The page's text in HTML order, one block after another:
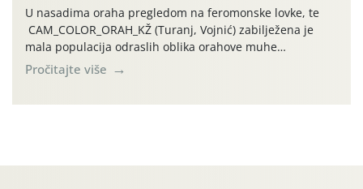
U nasadima oraha pregledom na feromonske lovke, te
CAM_COLOR_ORAH_KŽ (Turanj, Vojnić) zabilježena je
mala populacija odraslih oblika orahove muhe
(Rhagoletis completa). Niska brojnost može se objasniti
činjenicom da je riječ o mladim nasadima s vrlo malim
Pročitajte više